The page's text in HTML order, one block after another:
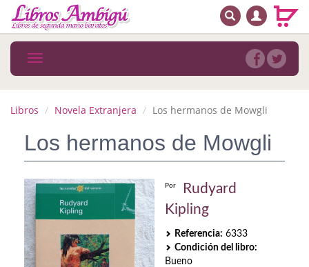
MENÚ PRINCIPAL
Novedades
MATERIAS
Astrología. Ocultismo
Autoayuda. Conocimiento personal
Autoayuda. Crecimiento personal
BUSCAR
Toggle
navigation
Libros Novela Extranjera Los hermanos de Mowgli
Los hermanos de Mowgli
Por
Rudyard
Kipling
Referencia: 6333
Condición del libro:
Bueno